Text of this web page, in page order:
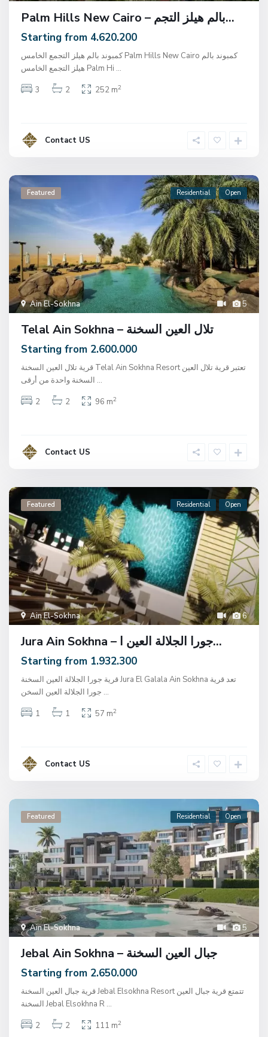
Palm Hills New Cairo – بالم هيلز التجم...
Starting from 4.620.200
كمبوند بالم هيلز التجمع الخامس Palm Hills New Cairo كمبوند بالم
هيلز التجمع الخامس Palm Hi ...
3
2 252 m2
Contact US
5
Ain El-Sokhna
Featured Residential Open
Telal Ain Sokhna – تلال العين السخنة
Starting from 2.600.000
قرية تلال العين السخنة Telal Ain Sokhna Resort تعتبر قرية تلال العين
...
2
2 96 m2
Contact US
6
Ain El-Sokhna
Featured Residential Open
Jura Ain Sokhna – جورا الجلالة العين ا...
Starting from 1.932.300
قرية جورا الجلالة العين السخنة Jura El Galala Ain Sokhna تعد قرية
...
1
1 57 m2
Contact US
5
Ain El-Sokhna
Featured Residential Open
Jebal Ain Sokhna – جبال العين السخنة
Starting from 2.650.000
قرية جبال العين السخنة Jebal Elsokhna Resort تتمتع قرية جبال العين
السخنة Jebal Elsokhna R ...
2
2 111 m2